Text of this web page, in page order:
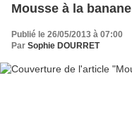
Mousse à la banane
Publié le 26/05/2013 à 07:00
Par Sophie DOURRET